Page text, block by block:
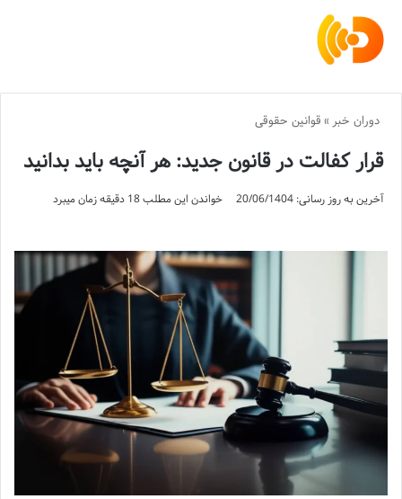
دوران خبر » قوانین حقوقی
قرار کفالت در قانون جدید: هر آنچه باید بدانید
آخرین به روز رسانی: 20/06/1404 خواندن این مطلب 18 دقیقه زمان میبرد